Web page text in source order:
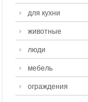
для кухни
животные
люди
мебель
ограждения